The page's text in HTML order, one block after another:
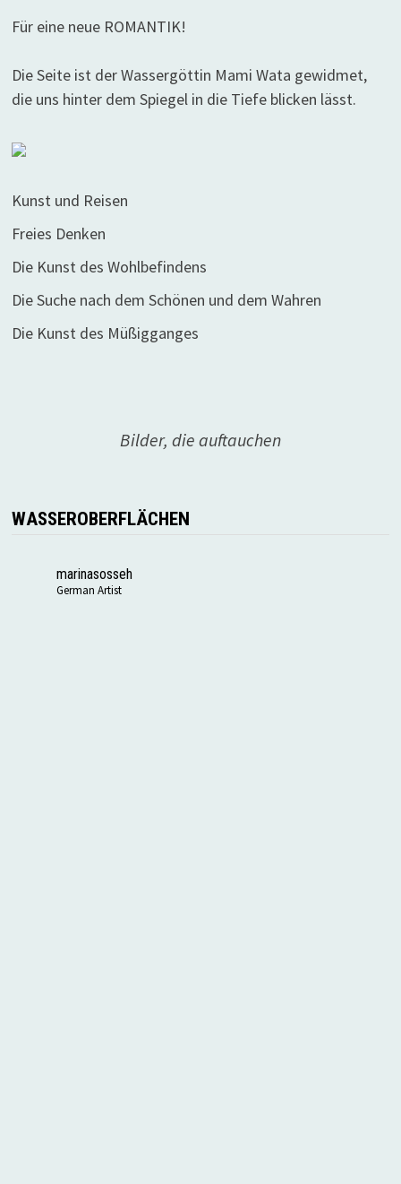
Für eine neue ROMANTIK!
Die Seite ist der Wassergöttin Mami Wata gewidmet,
die uns hinter dem Spiegel in die Tiefe blicken lässt.
Kunst und Reisen
Freies Denken
Die Kunst des Wohlbefindens
Die Suche nach dem Schönen und dem Wahren
Die Kunst des Müßigganges
Bilder, die auftauchen
WASSEROBERFLÄCHEN
marinasosseh
German Artist